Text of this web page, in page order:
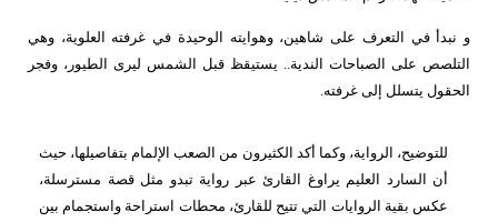
و نبدأ في التعرف على شاهين، وهوايته الوحيدة في غرفته العلوية، وهي
التلصص على الصباحات الندية.. يستيقظ قبل الشمس ليرى الطيور، وفجر
الحقول يتسلل إلى غرفته.
للتوضيح، الرواية، وكما أكد الكثيرون من الصعب الإلمام بتفاصيلها، حيث
أن السارد العليم يراوغ القارئ عبر رواية تبدو مثل قصة مسترسلة،
عكس بقية الروايات التي تتيح للقارئ، محطات استراحة واستجمام بين